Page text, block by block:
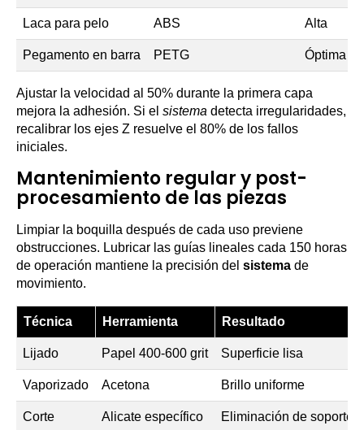
Laca para pelo ABS Alta
Pegamento en barra PETG Óptima
Ajustar la velocidad al 50% durante la primera capa
mejora la adhesión. Si el sistema detecta irregularidades,
recalibrar los ejes Z resuelve el 80% de los fallos
iniciales.
Mantenimiento regular y post-
procesamiento de las piezas
Limpiar la boquilla después de cada uso previene
obstrucciones. Lubricar las guías lineales cada 150 horas
de operación mantiene la precisión del sistema de
movimiento.
Técnica Herramienta Resultado
Lijado Papel 400-600 grit Superficie lisa
Vaporizado Acetona Brillo uniforme
Corte Alicate específico Eliminación de soportes